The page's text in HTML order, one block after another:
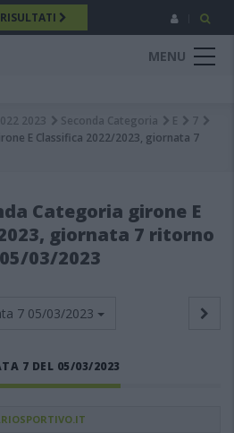
RISULTATI
MENU
2023 Seconda Categoria E
7
E Classifica 2022/2023, giornata 7
Categoria girone E
giornata 7 ritorno
03/2023
7 05/03/2023
7 DEL 05/03/2023